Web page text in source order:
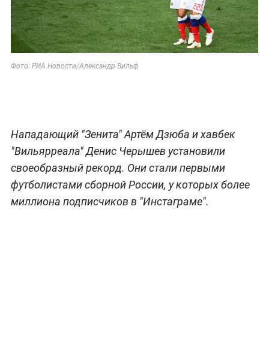
Фото: РИА Новости/Александр Вильф
Нападающий "Зенита" Артём Дзюба и хавбек
"Вильярреала" Денис Черышев установили
своеобразный рекорд. Они стали первыми
футболистами сборной России, у которых более
миллиона подписчиков в "Инстаграме".